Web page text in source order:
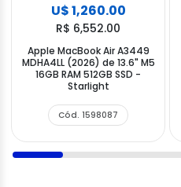
U$ 1,260.00
R$ 6,552.00
Apple MacBook Air A3449
MDHA4LL (2026) de 13.6" M5
16GB RAM 512GB SSD -
Starlight
Cód. 1598087